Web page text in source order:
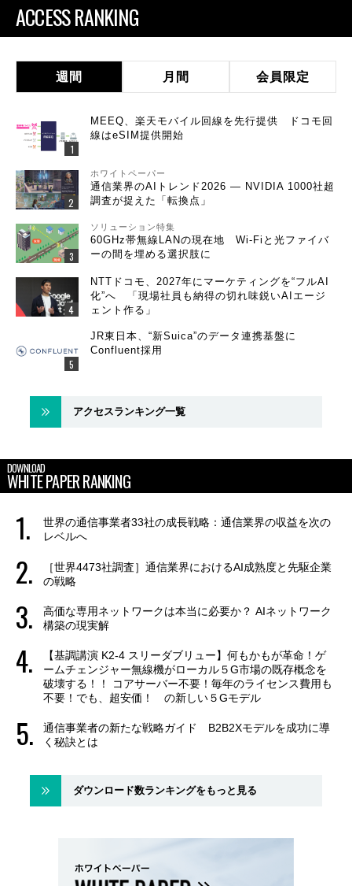
ACCESS RANKING
週間 月間 会員限定
MEEQ、楽天モバイル回線を先行提供 ドコモ回
線はeSIM提供開始
ホワイトペーパー
通信業界のAIトレンド2026 ― NVIDIA 1000社超
調査が捉えた「転換点」
ソリューション特集
60GHz帯無線LANの現在地 Wi-Fiと光ファイバ
ーの間を埋める選択肢に
NTTドコモ、2027年にマーケティングを“フルAI
化”へ 「現場社員も納得の切れ味鋭いAIエージ
ェント作る」
JR東日本、“新Suica”のデータ連携基盤に
Confluent採用
アクセスランキング一覧
DOWNLOAD
WHITE PAPER RANKING
世界の通信事業者33社の成長戦略：通信業界の収益を次の
レベルへ
［世界4473社調査］通信業界におけるAI成熟度と先駆企業
の戦略
高価な専用ネットワークは本当に必要か？ AIネットワーク
構築の現実解
【基調講演 K2-4 スリーダブリュー】何もかもが革命！ゲ
ームチェンジャー無線機がローカル５G市場の既存概念を
破壊する！！ コアサーバー不要！毎年のライセンス費用も
不要！でも、超安価！ の新しい５Gモデル
通信事業者の新たな戦略ガイド B2B2Xモデルを成功に導
く秘訣とは
ダウンロード数ランキングをもっと見る